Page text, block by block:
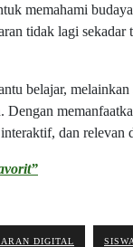
memahami
tidak lagi sekadar
belajar,
Dengan
dan relevan
DIGITAL